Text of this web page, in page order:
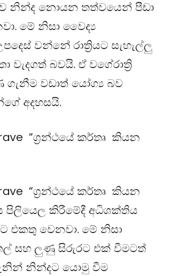
නින්ද නොයන තත්වයෙන් පීඩා
මේ නිසා වෛද්‍ය
වන්නේ රාත්‍රියට සැහැල්ලු
වැදගත් බවයි. ඒ වගේරාත්‍රි
වඩාත් යෝග්‍ය බව
අදහසයි.
“ග්‍රන්ථයේ කර්තෘ කියන
“ග්‍රන්ථයේ කර්තෘ කියන
පිලියෙල කිරීමේදී අධිශක්තිය
එකතු වෙනවා. මේ නිසා
සහ ලුණු සිරුරට එක් වීමටත්
නින්දට යොමු වීම